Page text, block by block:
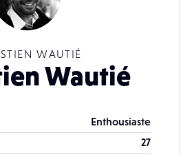
WAUTIÉ
Wautié
Enthousiaste
27